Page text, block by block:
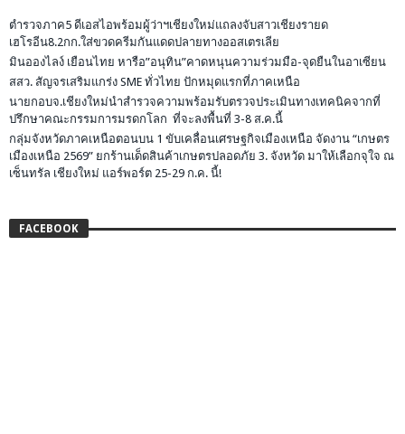
ตำรวจภาค5 ดีเอสไอพร้อมผู้ว่าฯเชียงใหม่แถลงจับสาวเชียงรายด
เฮโรอีน8.2กก.ใส่ขวดครีมกันแดดปลายทางออสเตรเลีย
มินอองไลง์ เยือนไทย หารือ”อนุทิน”คาดหนุนความร่วมมือ-จุดยืนในอาเซียน
สสว. สัญจรเสริมแกร่ง SME ทั่วไทย ปักหมุดแรกที่ภาคเหนือ
นายกอบจ.เชียงใหม่นำสำรวจความพร้อมรับตรวจประเมินทางเทคนิคจากที่
ปรึกษาคณะกรรมการมรดกโลก ที่จะลงพื้นที่ 3-8 ส.ค.นี้
กลุ่มจังหวัดภาคเหนือตอนบน 1 ขับเคลื่อนเศรษฐกิจเมืองเหนือ จัดงาน “เกษตร
เมืองเหนือ 2569” ยกร้านเด็ดสินค้าเกษตรปลอดภัย 3. จังหวัด มาให้เลือกจุใจ ณ
เซ็นทรัล เชียงใหม่ แอร์พอร์ต 25-29 ก.ค. นี้!
FACEBOOK